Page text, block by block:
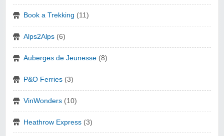
Book a Trekking (11)
Alps2Alps (6)
Auberges de Jeunesse (8)
P&O Ferries (3)
VinWonders (10)
Heathrow Express (3)